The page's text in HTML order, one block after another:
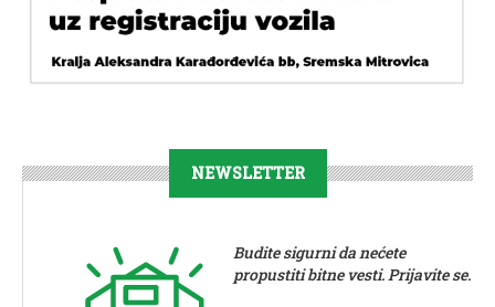
NEWSLETTER
Budite sigurni da nećete
propustiti bitne vesti. Prijavite se.